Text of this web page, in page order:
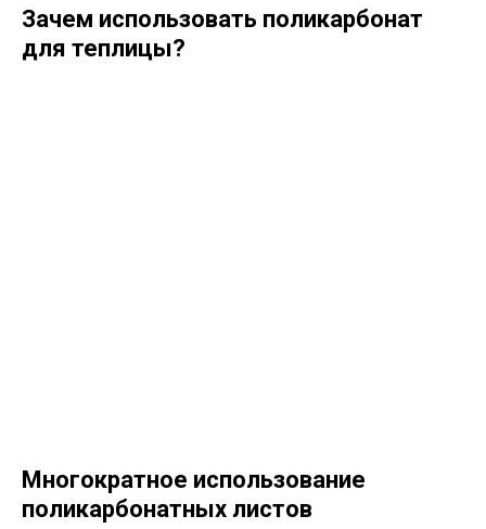
Зачем использовать поликарбонат
для теплицы?
Многократное использование
поликарбонатных листов